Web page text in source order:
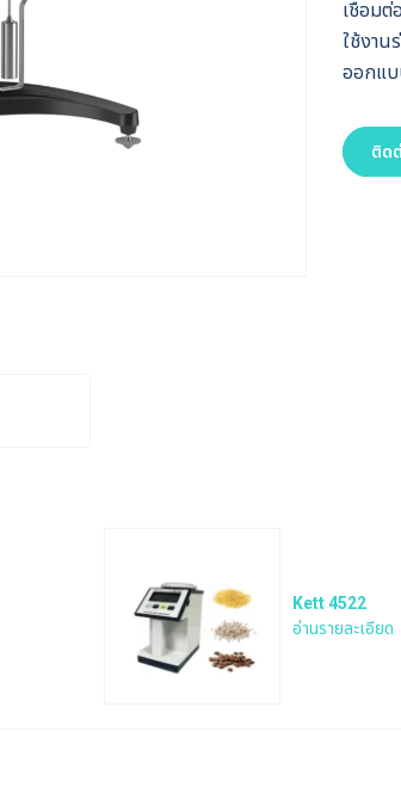
เชื่อมต่
ใช้งาน
ออกแบ
ติด
Kett 4522
อ่านรายละเอียด